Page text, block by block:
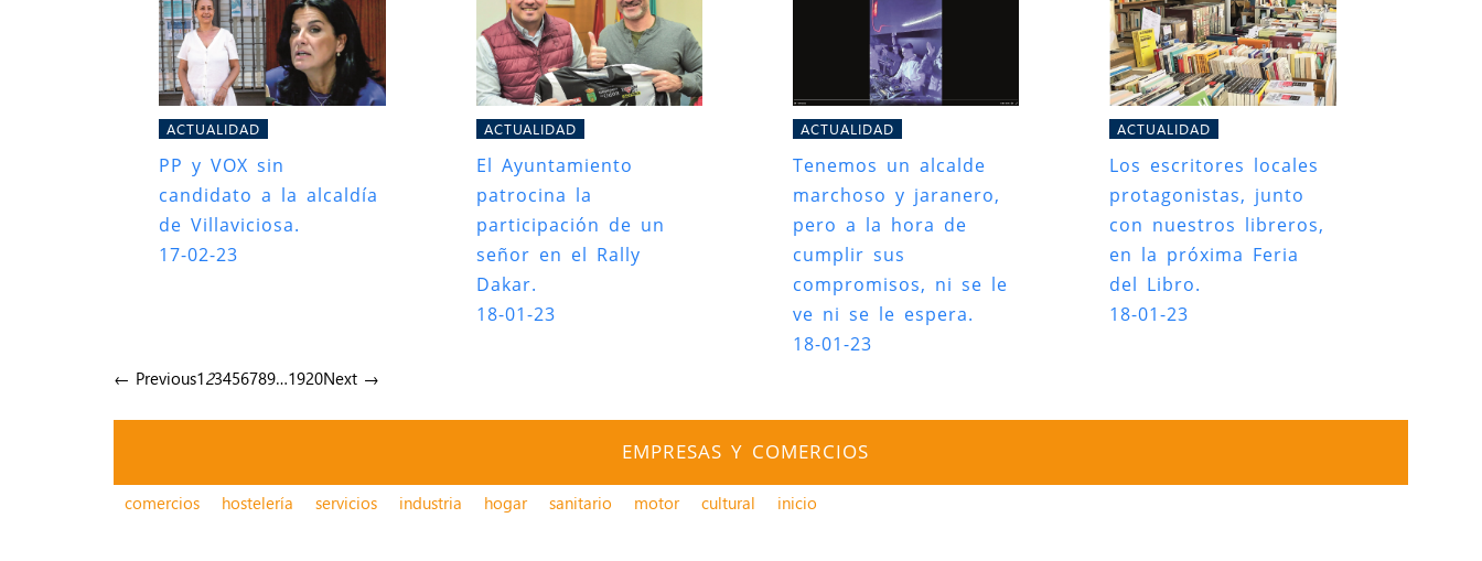
ACTUALIDAD
PP y VOX sin
candidato a la alcaldía
de Villaviciosa.
17-02-23
ACTUALIDAD
El Ayuntamiento
patrocina la
participación de un
señor en el Rally
Dakar.
18-01-23
ACTUALIDAD
Tenemos un alcalde
marchoso y jaranero,
pero a la hora de
cumplir sus
compromisos, ni se le
ve ni se le espera.
18-01-23
ACTUALIDAD
Los escritores locales
protagonistas, junto
con nuestros libreros,
en la próxima Feria
del Libro.
18-01-23
← Previous123456789…1920Next →
EMPRESAS Y COMERCIOS
comercios hostelería servicios industria hogar sanitario motor cultural inicio